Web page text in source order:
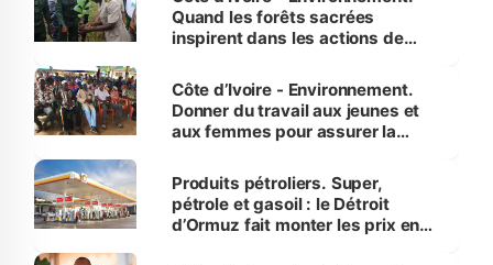
Quand les forêts sacrées
inspirent dans les actions de
Côte d’Ivoire - Environnement.
Donner du travail aux jeunes et
aux femmes pour assurer la
menacées
Produits pétroliers. Super,
pétrole et gasoil : le Détroit
d’Ormuz fait monter les prix en